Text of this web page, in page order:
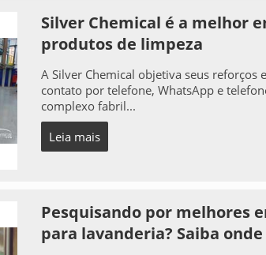
Silver Chemical é a melhor
produtos de limpeza
A Silver Chemical objetiva seus
contato por telefone, WhatsApp e
complexo fabril...
Leia mais
Pesquisando por melhores
para lavanderia? Saiba